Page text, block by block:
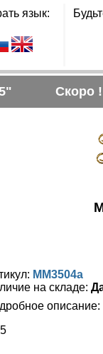
язык:
Скоро !
MM3504a
на складе:
описание: